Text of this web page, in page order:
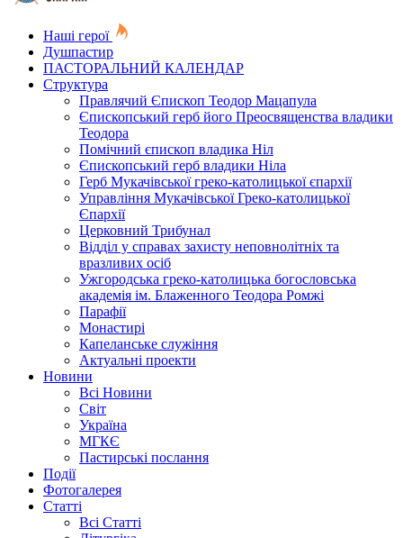
Наші герої
Душпастир
ПАСТОРАЛЬНИЙ КАЛЕНДАР
Структура
Правлячий Єпископ Теодор Мацапула
Єпископський герб його Преосвященства владики
Теодора
Помічний єпископ владика Ніл
Єпископський герб владики Ніла
Герб Мукачівської греко-католицької єпархії
Управління Мукачівської Греко-католицької
Єпархії
Церковний Трибунал
Відділ у справах захисту неповнолітніх та
вразливих осіб
Ужгородська греко-католицька богословська
академія ім. Блаженного Теодора Ромжі
Парафії
Монастирі
Капеланське служіння
Актуальні проекти
Новини
Всі Новини
Світ
Україна
МГКЄ
Пастирські послання
Події
Фотогалерея
Статті
Всі Статті